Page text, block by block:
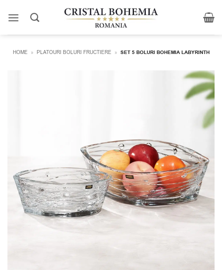
HOME » PLATOURI BOLURI FRUCTIERE » SET 5 BOLURI BOHEMIA LABYRINTH